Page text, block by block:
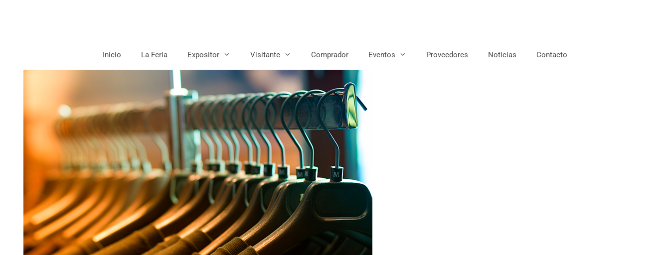
Inicio La Feria Expositor Visitante Comprador Eventos Proveedores Noticias Contacto